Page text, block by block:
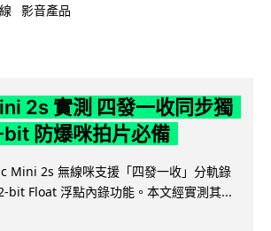
影音產品
2s 實測 四發一收同步獨
防爆咪拍片必備
Mini 2s 無線咪支援「四發一收」分軌錄
bit Float 浮點內錄功能。本文經實測其...